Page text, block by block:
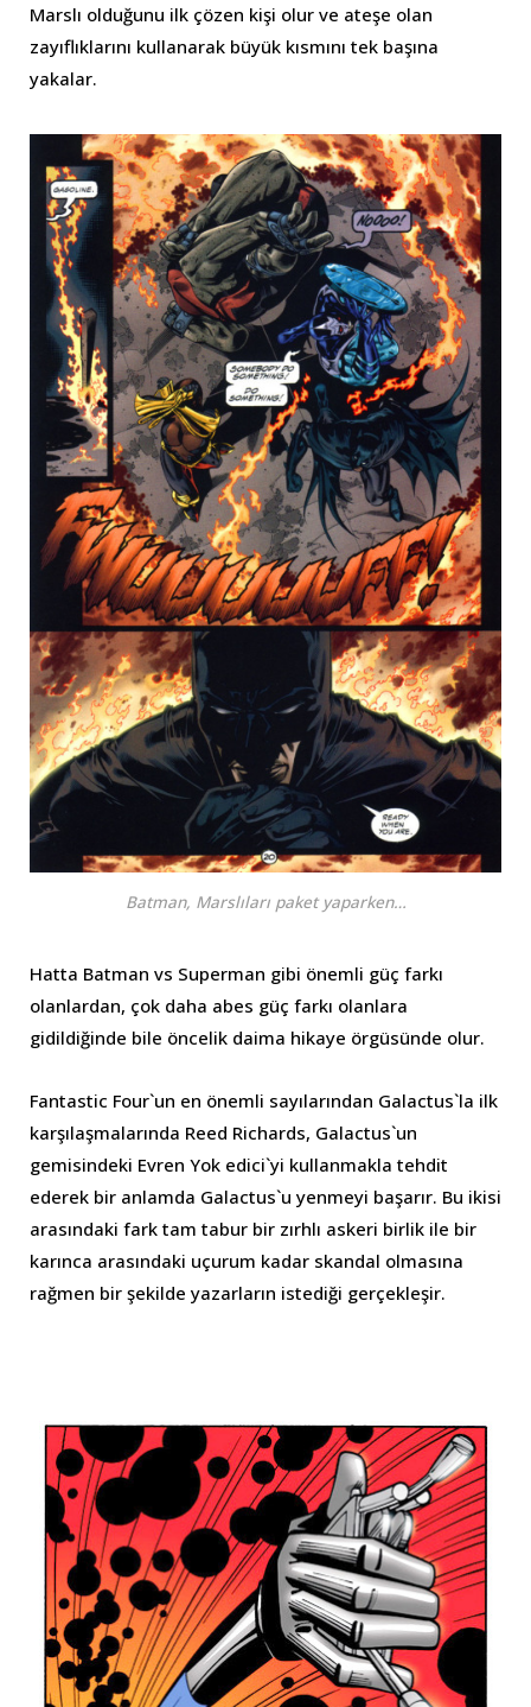
Marslı olduğunu ilk çözen kişi olur ve ateşe olan
zayıflıklarını kullanarak büyük kısmını tek başına
yakalar.
Batman, Marslıları paket yaparken…
Hatta Batman vs Superman gibi önemli güç farkı
olanlardan, çok daha abes güç farkı olanlara
gidildiğinde bile öncelik daima hikaye örgüsünde olur.
Fantastic Four`un en önemli sayılarından Galactus`la ilk
karşılaşmalarında Reed Richards, Galactus`un
gemisindeki Evren Yok edici`yi kullanmakla tehdit
ederek bir anlamda Galactus`u yenmeyi başarır. Bu ikisi
arasındaki fark tam tabur bir zırhlı askeri birlik ile bir
karınca arasındaki uçurum kadar skandal olmasına
rağmen bir şekilde yazarların istediği gerçekleşir.